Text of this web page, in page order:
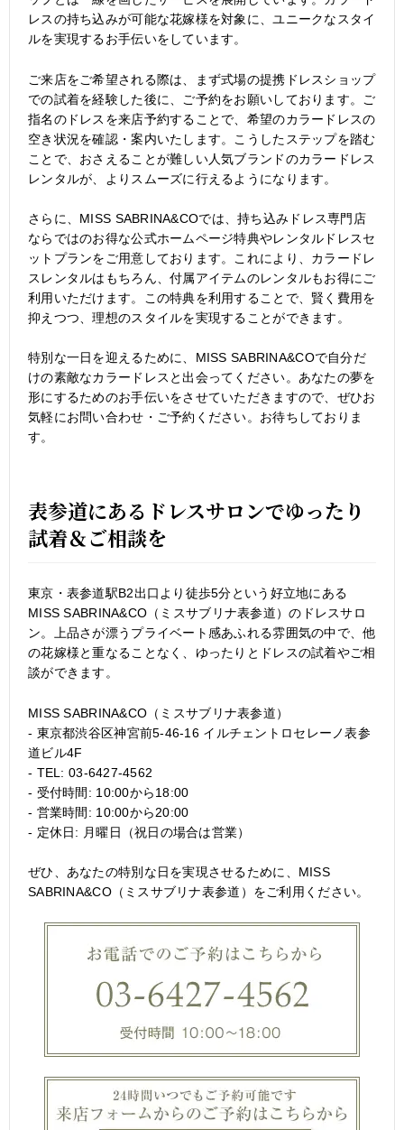
レスの持ち込みが可能な花嫁様を対象に、ユニークなスタイ
ルを実現するお手伝いをしています。
ご来店をご希望される際は、まず式場の提携ドレスショップ
での試着を経験した後に、ご予約をお願いしております。ご
指名のドレスを来店予約することで、希望のカラードレスの
空き状況を確認・案内いたします。こうしたステップを踏む
ことで、おさえることが難しい人気ブランドのカラードレス
レンタルが、よりスムーズに行えるようになります。
さらに、MISS SABRINA&COでは、持ち込みドレス専門店
ならではのお得な公式ホームページ特典やレンタルドレスセ
ットプランをご用意しております。これにより、カラードレ
スレンタルはもちろん、付属アイテムのレンタルもお得にご
利用いただけます。この特典を利用することで、賢く費用を
抑えつつ、理想のスタイルを実現することができます。
特別な一日を迎えるために、MISS SABRINA&COで自分だ
けの素敵なカラードレスと出会ってください。あなたの夢を
形にするためのお手伝いをさせていただきますので、ぜひお
気軽にお問い合わせ・ご予約ください。お待ちしておりま
す。
表参道にあるドレスサロンでゆったり
試着＆ご相談を
東京・表参道駅B2出口より徒歩5分という好立地にある
MISS SABRINA&CO（ミスサブリナ表参道）のドレスサロ
ン。上品さが漂うプライベート感あふれる雰囲気の中で、他
の花嫁様と重なることなく、ゆったりとドレスの試着やご相
談ができます。
MISS SABRINA&CO（ミスサブリナ表参道）
- 東京都渋谷区神宮前5-46-16 イルチェントロセレーノ表参
道ビル4F
- TEL: 03-6427-4562
- 受付時間: 10:00から18:00
- 営業時間: 10:00から20:00
- 定休日: 月曜日（祝日の場合は営業）
ぜひ、あなたの特別な日を実現させるために、MISS
SABRINA&CO（ミスサブリナ表参道）をご利用ください。